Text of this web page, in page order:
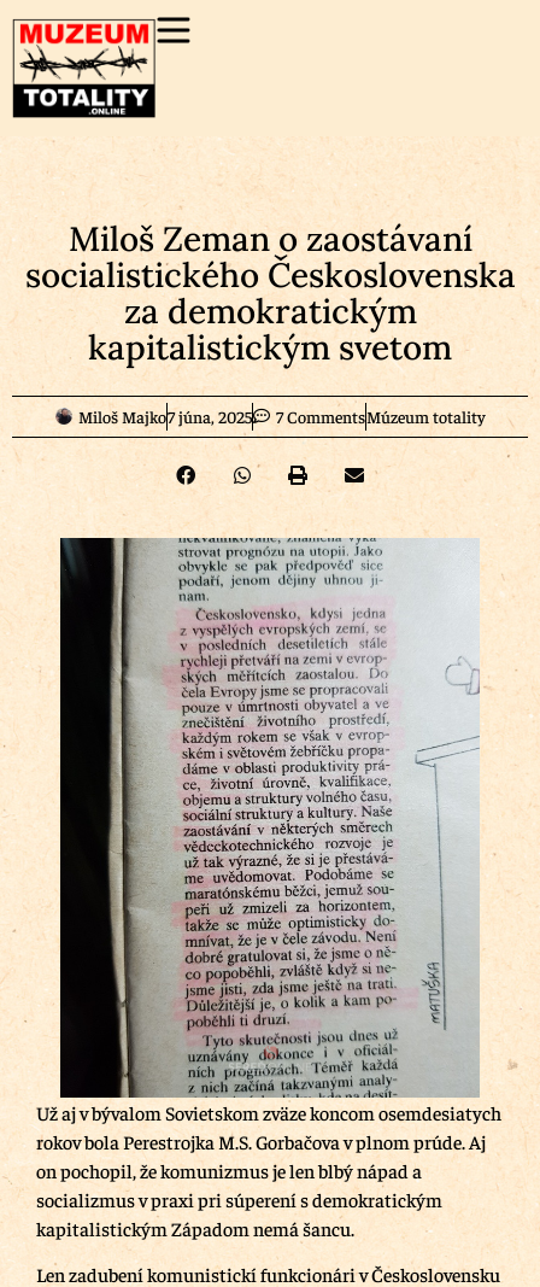
Miloš Zeman o zaostávaní
socialistického Československa
za demokratickým
kapitalistickým svetom
Miloš Majko7 júna, 2025 7 CommentsMúzeum totality
Už aj v bývalom Sovietskom zväze koncom osemdesiatych
rokov bola Perestrojka M.S. Gorbačova v plnom prúde. Aj
on pochopil, že komunizmus je len blbý nápad a
socializmus v praxi pri súperení s demokratickým
kapitalistickým Západom nemá šancu.
Len zadubení komunistickí funkcionári v Československu